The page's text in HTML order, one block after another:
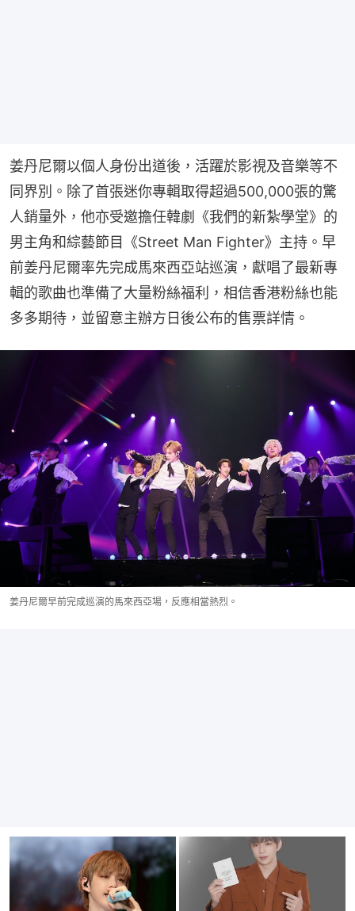
姜丹尼爾以個人身份出道後，活躍於影視及音樂等不
同界別。除了首張迷你專輯取得超過500,000張的驚
人銷量外，他亦受邀擔任韓劇《我們的新紮學堂》的
男主角和綜藝節目《Street Man Fighter》主持。早
前姜丹尼爾率先完成馬來西亞站巡演，獻唱了最新專
輯的歌曲也準備了大量粉絲福利，相信香港粉絲也能
多多期待，並留意主辦方日後公布的售票詳情。
姜丹尼爾早前完成巡演的馬來西亞場，反應相當熱烈。